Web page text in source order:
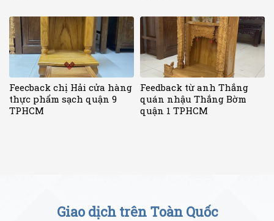
Feecback chị Hải cửa hàng
thực phẩm sạch quận 9
TPHCM
Feedback từ anh Thắng
quán nhậu Thắng Bờm
quận 1 TPHCM
Giao dịch trên Toàn Quốc